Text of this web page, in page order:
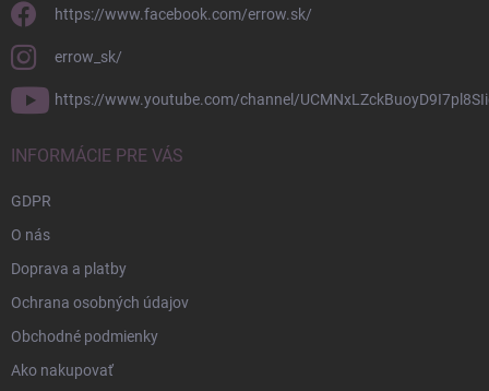
https://www.facebook.com/errow.sk/
errow_sk/
https://www.youtube.com/channel/
INFORMÁCIE PRE VÁS
GDPR
O nás
Doprava a platby
Ochrana osobných údajov
Obchodné podmienky
Ako nakupovať